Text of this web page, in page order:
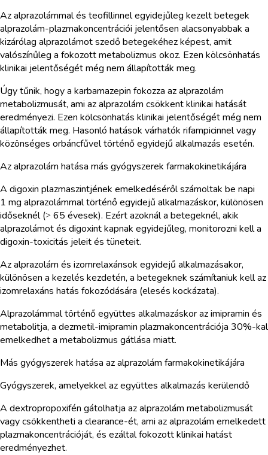
Az alprazolámmal és teofillinnel egyidejűleg kezelt betegek
alprazolám-plazmakoncentrációi jelentősen alacsonyabbak a
kizárólag alprazolámot szedő betegekéhez képest, amit
valószínűleg a fokozott metabolizmus okoz. Ezen kölcsönhatás
klinikai jelentőségét még nem állapították meg.
Úgy tűnik, hogy a karbamazepin fokozza az alprazolám
metabolizmusát, ami az alprazolám csökkent klinikai hatását
eredményezi. Ezen kölcsönhatás klinikai jelentőségét még nem
állapították meg. Hasonló hatások várhatók rifampicinnel vagy
közönséges orbáncfűvel történő egyidejű alkalmazás esetén.
Az alprazolám hatása más gyógyszerek farmakokinetikájára
A digoxin plazmaszintjének emelkedéséről számoltak be napi
1 mg alprazolámmal történő egyidejű alkalmazáskor, különösen
időseknél (˃ 65 évesek). Ezért azoknál a betegeknél, akik
alprazolámot és digoxint kapnak egyidejűleg, monitorozni kell a
digoxin-toxicitás jeleit és tüneteit.
Az alprazolám és izomrelaxánsok egyidejű alkalmazásakor,
különösen a kezelés kezdetén, a betegeknek számítaniuk kell az
izomrelaxáns hatás fokozódására (elesés kockázata).
Alprazolámmal történő együttes alkalmazáskor az imipramin és
metabolitja, a dezmetil-imipramin plazmakoncentrációja 30%-kal
emelkedhet a metabolizmus gátlása miatt.
Más gyógyszerek hatása az alprazolám farmakokinetikájára
Gyógyszerek, amelyekkel az együttes alkalmazás kerülendő
A dextropropoxifén gátolhatja az alprazolám metabolizmusát
vagy csökkentheti a clearance-ét, ami az alprazolám emelkedett
plazmakoncentrációját, és ezáltal fokozott klinikai hatást
eredményezhet.